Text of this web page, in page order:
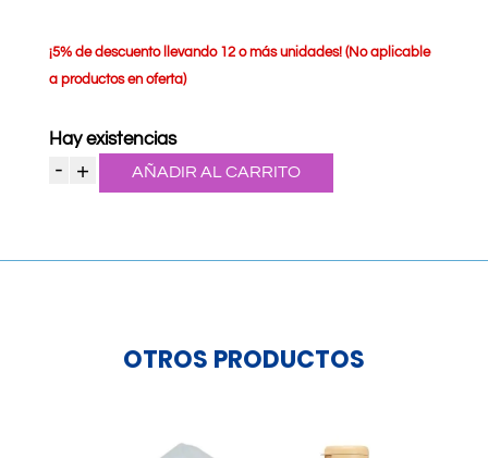
¡5% de descuento llevando 12 o más unidades! (No aplicable
a productos en oferta)
Hay existencias
-
Guantes
(Extra
+ AÑADIR AL CARRITO
OTROS PRODUCTOS